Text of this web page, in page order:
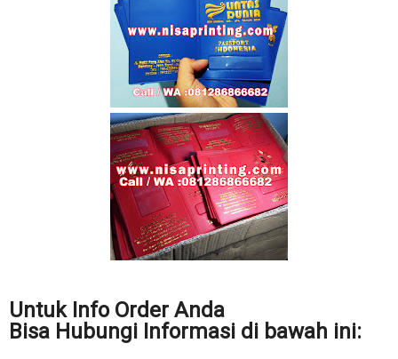
Untuk Info Order Anda
Bisa Hubungi Informasi di bawah ini: